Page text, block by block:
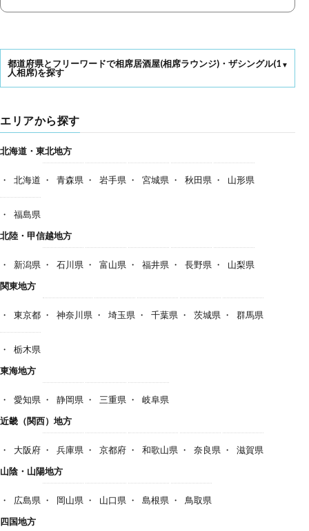
都道府県とフリーワードで相席居酒屋(相席ラウンジ)・ザシングル(1
人相席)を探す
エリアから探す
北海道・東北地方
北海道 青森県 岩手県 宮城県 秋田県 山形県
福島県
北陸・甲信越地方
新潟県 石川県 富山県 福井県 長野県
山梨県
関東地方
東京都 神奈川県 埼玉県 千葉県 茨城県 群馬県
栃木県
東海地方
愛知県 静岡県 三重県
岐阜県
近畿（関西）地方
大阪府 兵庫県 京都府 和歌山県 奈良県
滋賀県
山陰・山陽地方
広島県 岡山県 山口県 島根県
鳥取県
四国地方